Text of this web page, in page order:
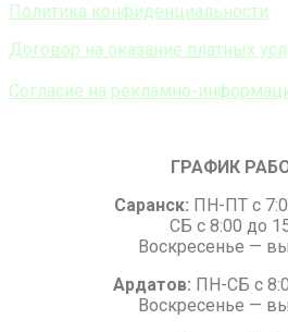
Политика конфиденциальности
Договор на оказание платных
Согласие на рекламно-
ГРАФИК
Саранск: ПН-ПТ с
СБ с 8:00 до
Воскресенье —
Ардатов: ПН-СБ с
Воскресенье —